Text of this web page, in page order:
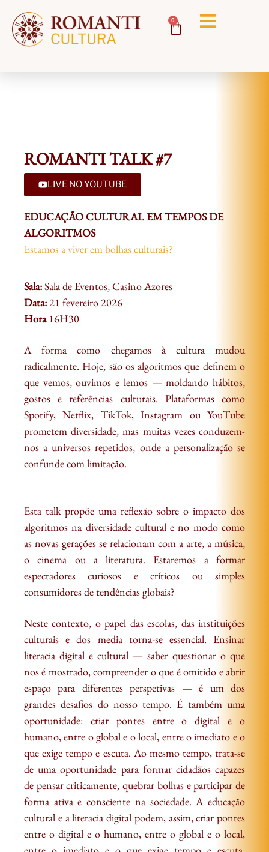
0
ROMANTI TALK #7
EDUCAÇÃO CULTURAL EM TEMPOS DE
ALGORITMOS
Estamos a viver em bolhas culturais?
LIVE NO YOUTUBE
Sala:Sala de Eventos, Casino Azores
Data:21 fevereiro 2026
Hora16H30
A forma como chegamos à cultura mudou
radicalmente. Hoje, são os algoritmos que definem o
que vemos, ouvimos e lemos — moldando hábitos,
gostos e referências culturais. Plataformas como
Spotify, Netflix, TikTok, Instagram ou YouTube
prometem diversidade, mas muitas vezes conduzem-
nos a universos repetidos, onde a personalização se
confunde com limitação.
Esta talk propõe uma reflexão sobre o impacto dos
algoritmos na diversidade cultural e no modo como
as novas gerações se relacionam com a arte, a música,
o cinema ou a literatura. Estaremos a formar
espectadores curiosos e críticos ou simples
consumidores de tendências globais?
Neste contexto, o papel das escolas, das instituições
culturais e dos media torna-se essencial. Ensinar
literacia digital e cultural — saber questionar o que
nos é mostrado, compreender o que é omitido e abrir
espaço para diferentes perspetivas — é um dos
grandes desafios do nosso tempo. É também uma
oportunidade: criar pontes entre o digital e o
humano, entre o global e o local, entre o imediato e o
que exige tempo e escuta. Ao mesmo tempo, trata-se
de uma oportunidade para formar cidadãos capazes
de pensar criticamente, quebrar bolhas e participar de
forma ativa e consciente na sociedade. A educação
cultural e a literacia digital podem, assim, criar pontes
entre o digital e o humano, entre o global e o local,